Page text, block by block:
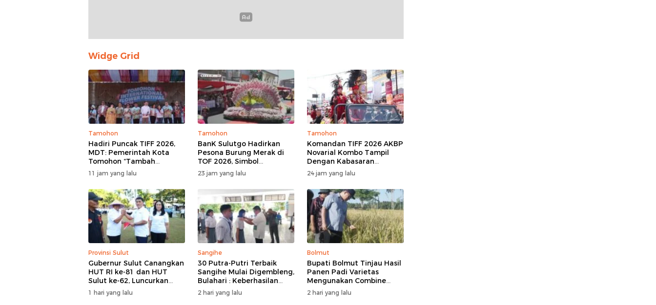
Widge Grid
Tamohon
Hadiri Puncak TIFF 2026,
MDT: Pemerintah Kota
Tomohon “Tambah
Mantap”, Usai Parade
Bunga Berbagi Sembako
kepada Masyarakat
11 jam yang lalu
Tamohon
BanK Sulutgo Hadirkan
Pesona Burung Merak di
TOF 2026, Simbol
Keagungan Dan
Kemakmuran
23 jam yang lalu
Tamohon
Komandan TIFF 2026 AKBP
Novarial Kombo Tampil
Dengan Kabasaran
Minahasa, Padukan Tugas
Dan Budaya
24 jam yang lalu
Provinsi Sulut
Gubernur Sulut Canangkan
HUT RI ke-81 dan HUT
Sulut ke-62, Luncurkan
Program Keringanan Pajak
dan Penanaman 2.051
1 hari yang lalu
Sangihe
30 Putra-Putri Terbaik
Sangihe Mulai Digembleng,
Bulahari : Keberhasilan
Hari Ini Bukan Garis Akhir
Tapi Awal Dari Proses
2 hari yang lalu
Bolmut
Bupati Bolmut Tinjau Hasil
Panen Padi Varietas
Mengunakan Combine
Harvester
2 hari yang lalu